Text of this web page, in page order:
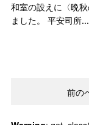
和室の設えに〈晩
ました。 平安司所...
前の